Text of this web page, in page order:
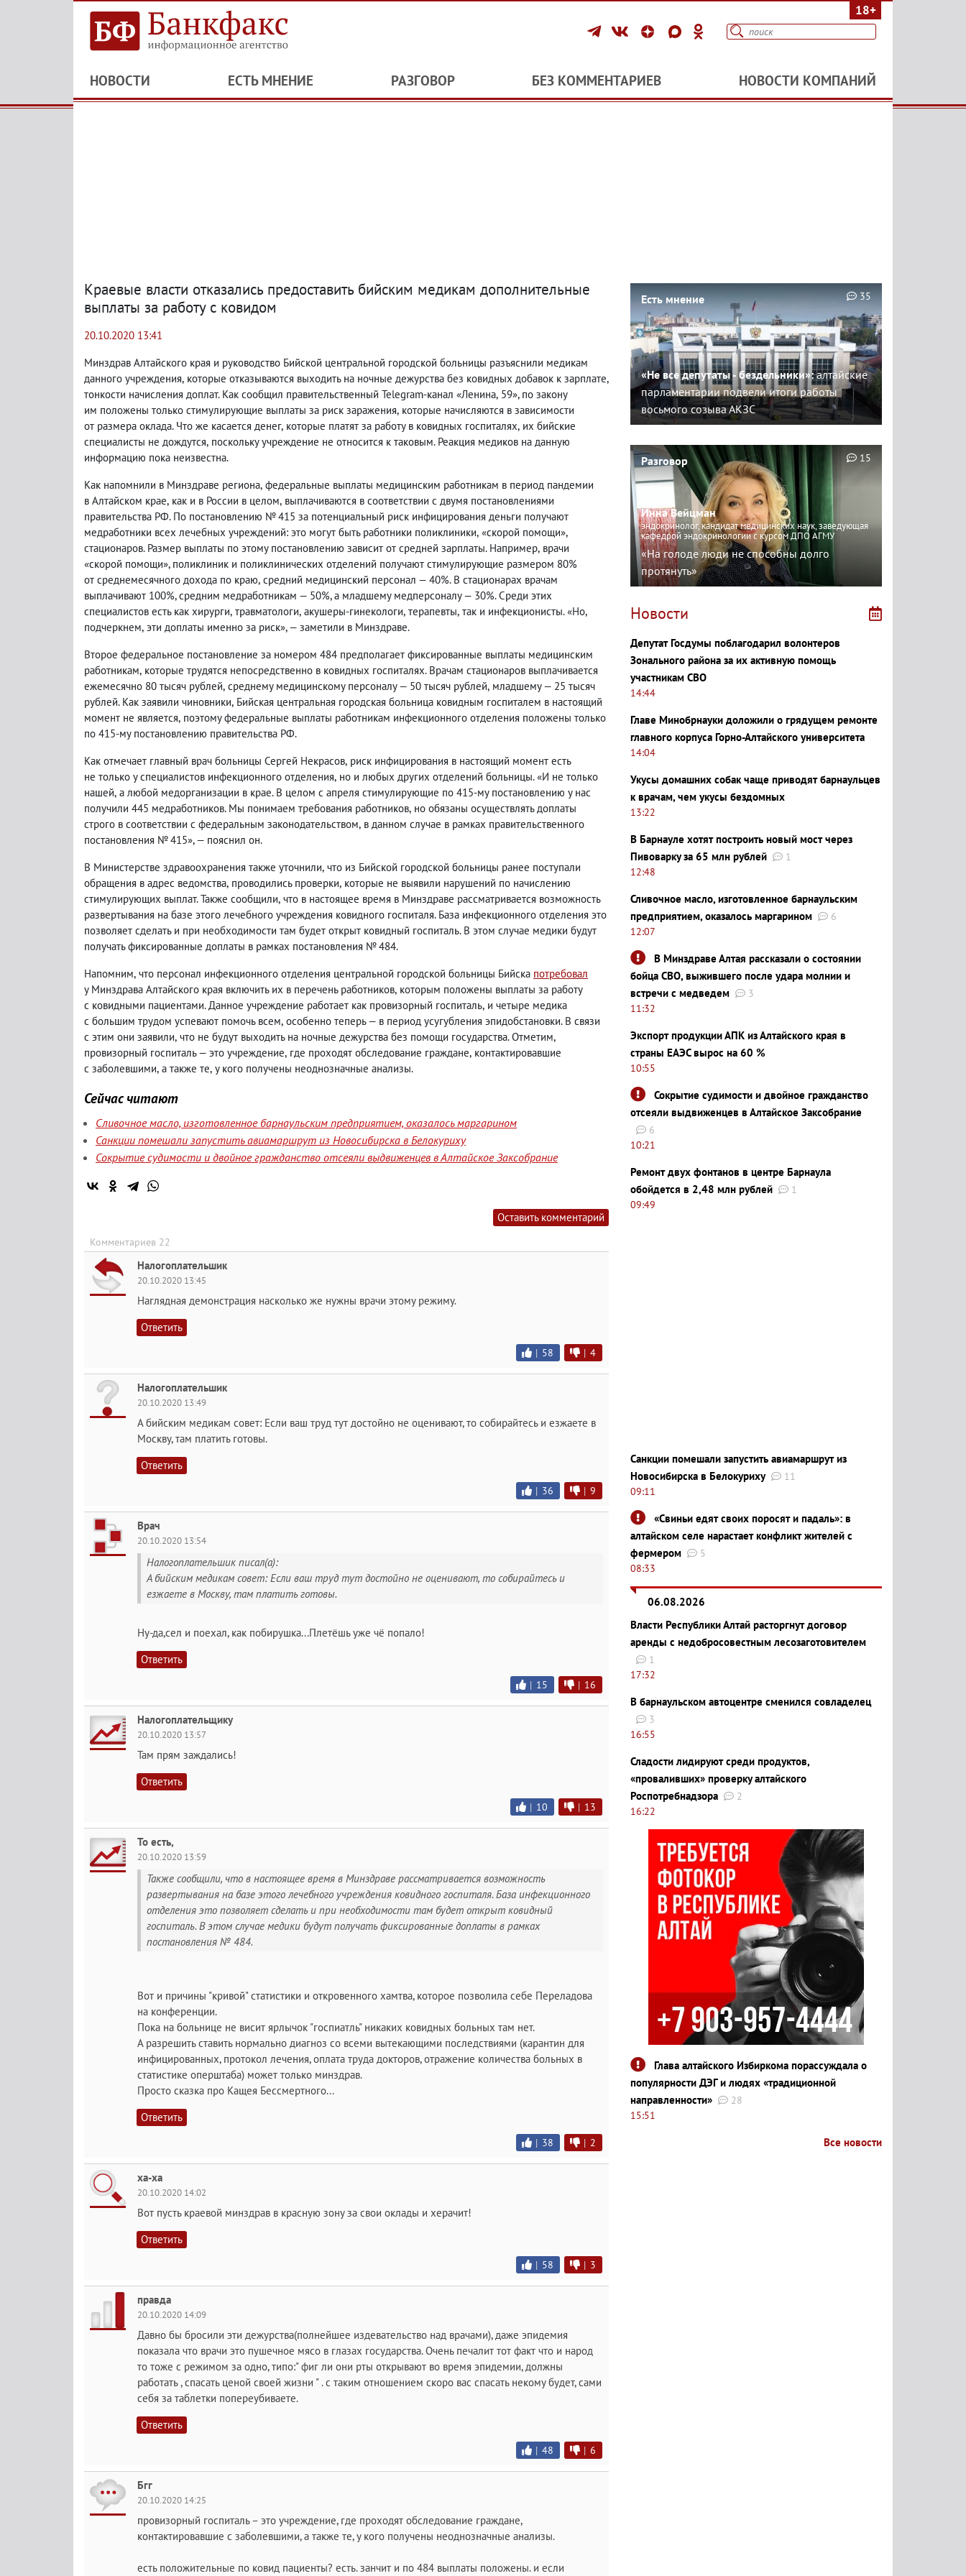
18+
НОВОСТИ ЕСТЬ МНЕНИЕ РАЗГОВОР БЕЗ КОММЕНТАРИЕВ НОВОСТИ КОМПАНИЙ
Краевые власти отказались предоставить бийским медикам дополнительные
выплаты за работу с ковидом
20.10.2020 13:41
Минздрав Алтайского края и руководство Бийской центральной городской больницы разъяснили медикам
данного учреждения, которые отказываются выходить на ночные дежурства без ковидных добавок к зарплате,
тонкости начисления доплат. Как сообщил правительственный Telegram-канал «Ленина, 59», по закону
им положены только стимулирующие выплаты за риск заражения, которые начисляются в зависимости
от размера оклада. Что же касается денег, которые платят за работу в ковидных госпиталях, их бийские
специалисты не дождутся, поскольку учреждение не относится к таковым. Реакция медиков на данную
информацию пока неизвестна.
Как напомнили в Минздраве региона, федеральные выплаты медицинским работникам в период пандемии
в Алтайском крае, как и в России в целом, выплачиваются в соответствии с двумя постановлениями
правительства РФ. По постановлению № 415 за потенциальный риск инфицирования деньги получают
медработники всех лечебных учреждений: это могут быть работники поликлиники, «скорой помощи»,
стационаров. Размер выплаты по этому постановлению зависит от средней зарплаты. Например, врачи
«скорой помощи», поликлиник и поликлинических отделений получают стимулирующие размером 80%
от среднемесячного дохода по краю, средний медицинский персонал — 40%. В стационарах врачам
выплачивают 100%, средним медработникам — 50%, а младшему медперсоналу — 30%. Среди этих
специалистов есть как хирурги, травматологи, акушеры-гинекологи, терапевты, так и инфекционисты. «Но,
подчеркнем, эти доплаты именно за риск», — заметили в Минздраве.
Второе федеральное постановление за номером 484 предполагает фиксированные выплаты медицинским
работникам, которые трудятся непосредственно в ковидных госпиталях. Врачам стационаров выплачивается
ежемесячно 80 тысяч рублей, среднему медицинскому персоналу — 50 тысяч рублей, младшему — 25 тысяч
рублей. Как заявили чиновники, Бийская центральная городская больница ковидным госпиталем в настоящий
момент не является, поэтому федеральные выплаты работникам инфекционного отделения положены только
по 415-му постановлению правительства РФ.
Как отмечает главный врач больницы Сергей Некрасов, риск инфицирования в настоящий момент есть
не только у специалистов инфекционного отделения, но и любых других отделений больницы. «И не только
нашей, а любой медорганизации в крае. В целом с апреля стимулирующие по 415-му постановлению у нас
получили 445 медработников. Мы понимаем требования работников, но обязаны осуществлять доплаты
строго в соответствии с федеральным законодательством, в данном случае в рамках правительственного
постановления № 415», — пояснил он.
В Министерстве здравоохранения также уточнили, что из Бийской городской больницы ранее поступали
обращения в адрес ведомства, проводились проверки, которые не выявили нарушений по начислению
стимулирующих выплат. Также сообщили, что в настоящее время в Минздраве рассматривается возможность
развертывания на базе этого лечебного учреждения ковидного госпиталя. База инфекционного отделения это
позволяет сделать и при необходимости там будет открыт ковидный госпиталь. В этом случае медики будут
получать фиксированные доплаты в рамках постановления № 484.
Напомним, что персонал инфекционного отделения центральной городской больницы Бийска потребовал
у Минздрава Алтайского края включить их в перечень работников, которым положены выплаты за работу
с ковидными пациентами. Данное учреждение работает как провизорный госпиталь, и четыре медика
с большим трудом успевают помочь всем, особенно теперь — в период усугубления эпидобстановки. В связи
с этим они заявили, что не будут выходить на ночные дежурства без помощи государства. Отметим,
провизорный госпиталь — это учреждение, где проходят обследование граждане, контактировавшие
с заболевшими, а также те, у кого получены неоднозначные анализы.
Сейчас читают
Сливочное масло, изготовленное барнаульским предприятием, оказалось маргарином
Санкции помешали запустить авиамаршрут из Новосибирска в Белокуриху
Сокрытие судимости и двойное гражданство отсеяли выдвиженцев в Алтайское Заксобрание
Оставить комментарий
Комментариев 22
Налогоплательшик
20.10.2020 13:45
Наглядная демонстрация насколько же нужны врачи этому режиму.
Ответить
| 58 | 4
Налогоплательшик
20.10.2020 13:49
А бийским медикам совет: Если ваш труд тут достойно не оценивают, то собирайтесь и езжаете в
Москву, там платить готовы.
Ответить
| 36 | 9
Врач
20.10.2020 13:54
Налогоплательшик писал(а):
А бийским медикам совет: Если ваш труд тут достойно не оценивают, то собирайтесь и
езжаете в Москву, там платить готовы.
Ну-да,сел и поехал, как побирушка...Плетёшь уже чё попало!
Ответить
| 15 | 16
Налогоплательщику
20.10.2020 13:57
Там прям заждались!
Ответить
| 10 | 13
То есть,
20.10.2020 13:59
Также сообщили, что в настоящее время в Минздраве рассматривается возможность
развертывания на базе этого лечебного учреждения ковидного госпиталя. База инфекционного
отделения это позволяет сделать и при необходимости там будет открыт ковидный
госпиталь. В этом случае медики будут получать фиксированные доплаты в рамках
постановления № 484.
Вот и причины "кривой" статистики и откровенного хамтва, которое позволила себе Переладова
на конференции.
Пока на больнице не висит ярлычок "госпиатль" никаких ковидных больных там нет.
А разрешить ставить нормально диагноз со всеми вытекающими последствиями (карантин для
инфицированных, протокол лечения, оплата труда докторов, отражение количества больных в
статистике оперштаба) может только минздрав.
Просто сказка про Кащея Бессмертного...
Ответить
| 38 | 2
ха-ха
20.10.2020 14:02
Вот пусть краевой минздрав в красную зону за свои оклады и херачит!
Ответить
| 58 | 3
правда
20.10.2020 14:09
Давно бы бросили эти дежурства(полнейшее издевательство над врачами), даже эпидемия
показала что врачи это пушечное мясо в глазах государства. Очень печалит тот факт что и народ
то тоже с режимом за одно, типо:" фиг ли они рты открывают во время эпидемии, должны
работать , спасать ценой своей жизни " . с таким отношением скоро вас спасать некому будет, сами
себя за таблетки попереубиваете.
Ответить
| 48 | 6
Бгг
20.10.2020 14:25
провизорный госпиталь – это учреждение, где проходят обследование граждане,
контактировавшие с заболевшими, а также те, у кого получены неоднозначные анализы.
есть положительные по ковид пациенты? есть. занчит и по 484 выплаты положены. и если
Есть мнение
«Не все депутаты - бездельники»:алтайские
парламентарии подвели итоги работы
восьмого созыва АКЗС
35
Разговор
Инна Вейцман
эндокринолог, кандидат медицинских наук, заведующая
кафедрой эндокринологии с курсом ДПО АГМУ
«На голоде люди не способны долго
протянуть»
15
Новости
Депутат Госдумы поблагодарил волонтеров
Зонального района за их активную помощь
участникам СВО
14:44
Главе Минобрнауки доложили о грядущем ремонте
главного корпуса Горно-Алтайского университета
14:04
Укусы домашних собак чаще приводят барнаульцев
к врачам, чем укусы бездомных
13:22
В Барнауле хотят построить новый мост через
Пивоварку за 65 млн рублей
1
12:48
Сливочное масло, изготовленное барнаульским
предприятием, оказалось маргарином
6
12:07
В Минздраве Алтая рассказали о состоянии
бойца СВО, выжившего после удара молнии и
встречи с медведем
3
11:32
Экспорт продукции АПК из Алтайского края в
страны ЕАЭС вырос на 60 %
10:55
Сокрытие судимости и двойное гражданство
отсеяли выдвиженцев в Алтайское Заксобрание
6
10:21
Ремонт двух фонтанов в центре Барнаула
обойдется в 2,48 млн рублей
1
09:49
Санкции помешали запустить авиамаршрут из
Новосибирска в Белокуриху
11
09:11
«Свиньи едят своих поросят и падаль»: в
алтайском селе нарастает конфликт жителей с
фермером
5
08:33
06.08.2026
Власти Республики Алтай расторгнут договор
аренды с недобросовестным лесозаготовителем
1
17:32
В барнаульском автоцентре сменился совладелец
3
16:55
Сладости лидируют среди продуктов,
«проваливших» проверку алтайского
Роспотребнадзора
2
16:22
Глава алтайского Избиркома порассуждала о
популярности ДЭГ и людях «традиционной
направленности»
28
15:51
Все новости